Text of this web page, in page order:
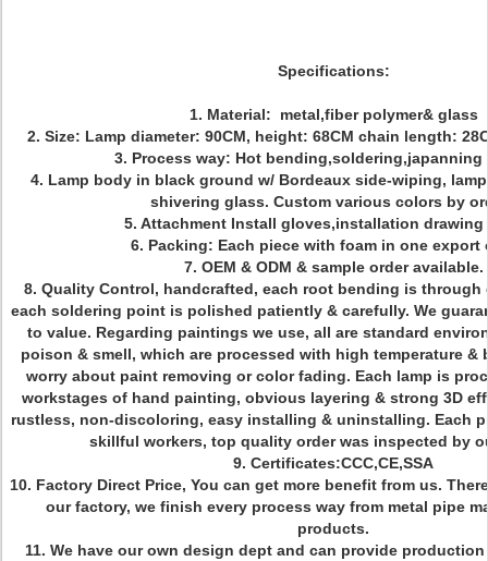
Specifications:
1. Material: metal,fiber polymer& glass
2. Size: Lamp diameter: 90CM, height: 68CM chain length:
3. Process way: Hot bending,soldering,japanning
4. Lamp body in black ground w/ Bordeaux side-wiping,
shivering glass. Custom various colors by
5. Attachment Install gloves,installation drawing
6. Packing: Each piece with foam in one export
7. OEM & ODM & sample order available.
8. Quality Control, handcrafted, each root bending is through
each soldering point is polished patiently & carefully. We
to value. Regarding paintings we use, all are standard
poison & smell, which are processed with high temperature &
worry about paint removing or color fading. Each lamp is
workstages of hand painting, obvious layering & strong 3D
rustless, non-discoloring, easy installing & uninstalling. Each
skillful workers, top quality order was inspected by
9. Certificates:CCC,CE,SSA
10. Factory Direct Price, You can get more benefit from us.
our factory, we finish every process way from metal pipe
products.
11. We have our own design dept and can provide